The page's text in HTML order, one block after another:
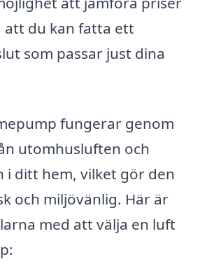
att du kan fatta ett
som passar just dina
fungerar genom
utomhusluften och
i ditt hem, vilket gör den
och miljövänlig. Här är
med att välja en luft